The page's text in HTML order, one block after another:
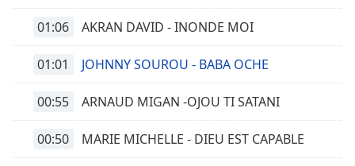
01:06 AKRAN DAVID - INONDE MOI
01:01 JOHNNY SOUROU - BABA OCHE
00:55 ARNAUD MIGAN -OJOU TI SATANI
00:50 MARIE MICHELLE - DIEU EST CAPABLE